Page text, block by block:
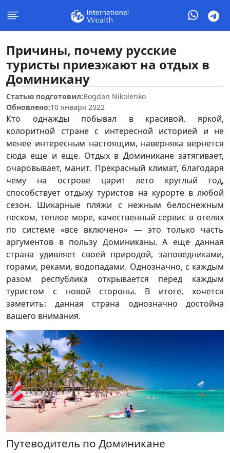
Причины, почему русские
туристы приезжают на отдых в
Доминикану
Статью подготовил:Bogdan Nikolenko
Обновлено:10 января 2022
Кто однажды побывал в красивой, яркой,
колоритной стране с интересной историей и не
менее интересным настоящим, наверняка вернется
сюда еще и еще. Отдых в Доминикане затягивает,
очаровывает, манит. Прекрасный климат, благодаря
чему на острове царит лето круглый год,
способствует отдыху туристов на курорте в любой
сезон. Шикарные пляжи с нежным белоснежным
песком, теплое море, качественный сервис в отелях
по системе «все включено» — это только часть
аргументов в пользу Доминиканы. А еще данная
страна удивляет своей природой, заповедниками,
горами, реками, водопадами. Однозначно, с каждым
разом республика открывается перед каждым
туристом с новой стороны. В итоге, хочется
заметить: данная страна однозначно достойна
вашего внимания.
Путеводитель по Доминикане